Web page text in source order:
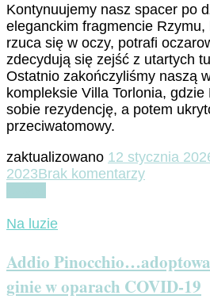
Kontynuujemy nasz spacer po
eleganckim fragmencie
rzuca się w oczy, potrafi
zdecydują się zejść z utartych
Ostatnio zakończyliśmy naszą
kompleksie Villa Torlonia, gdzie
sobie rezydencję, a potem
przeciwatomowy.
zaktualizowano 12 stycznia
2023Brak komentarzydo
Agnieszka
Na luzie
Addio
ginie w oparach COVID-19